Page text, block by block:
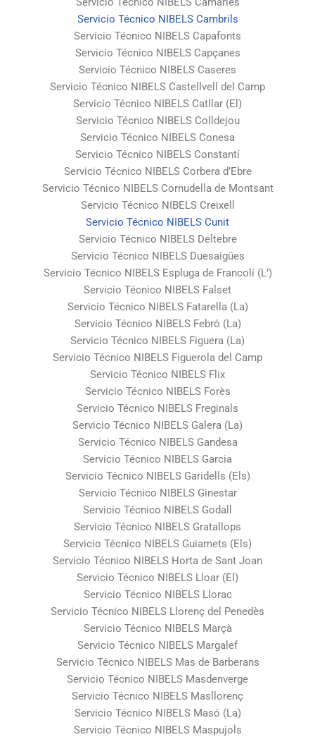
Servicio Técnico NIBELS Cambrils
Servicio Técnico NIBELS Capafonts
Servicio Técnico NIBELS Capçanes
Servicio Técnico NIBELS Caseres
Servicio Técnico NIBELS Castellvell del Camp
Servicio Técnico NIBELS Catllar (El)
Servicio Técnico NIBELS Colldejou
Servicio Técnico NIBELS Conesa
Servicio Técnico NIBELS Constantí
Servicio Técnico NIBELS Corbera d’Ebre
Servicio Técnico NIBELS Cornudella de Montsant
Servicio Técnico NIBELS Creixell
Servicio Técnico NIBELS Cunit
Servicio Técnico NIBELS Deltebre
Servicio Técnico NIBELS Duesaigües
Servicio Técnico NIBELS Espluga de Francolí (L’)
Servicio Técnico NIBELS Falset
Servicio Técnico NIBELS Fatarella (La)
Servicio Técnico NIBELS Febró (La)
Servicio Técnico NIBELS Figuera (La)
Servicio Técnico NIBELS Figuerola del Camp
Servicio Técnico NIBELS Flix
Servicio Técnico NIBELS Forès
Servicio Técnico NIBELS Freginals
Servicio Técnico NIBELS Galera (La)
Servicio Técnico NIBELS Gandesa
Servicio Técnico NIBELS Garcia
Servicio Técnico NIBELS Garidells (Els)
Servicio Técnico NIBELS Ginestar
Servicio Técnico NIBELS Godall
Servicio Técnico NIBELS Gratallops
Servicio Técnico NIBELS Guiamets (Els)
Servicio Técnico NIBELS Horta de Sant Joan
Servicio Técnico NIBELS Lloar (El)
Servicio Técnico NIBELS Llorac
Servicio Técnico NIBELS Llorenç del Penedès
Servicio Técnico NIBELS Marçà
Servicio Técnico NIBELS Margalef
Servicio Técnico NIBELS Mas de Barberans
Servicio Técnico NIBELS Masdenverge
Servicio Técnico NIBELS Masllorenç
Servicio Técnico NIBELS Masó (La)
Servicio Técnico NIBELS Maspujols